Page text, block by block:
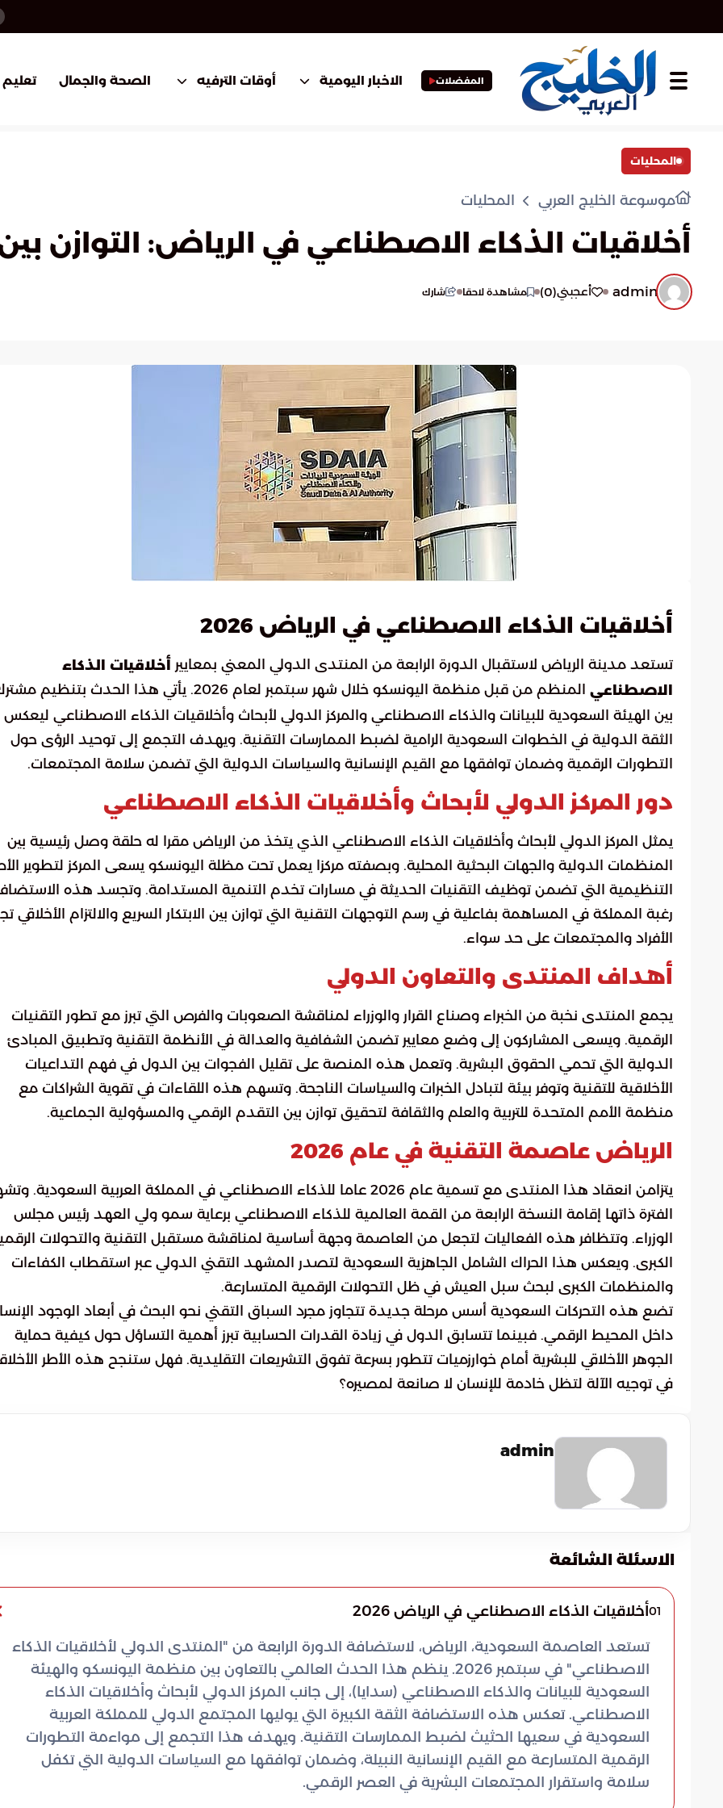
المفضلات الاخبار اليومية أوقات الترفيه الصحة والجمال تعليم
المحليات
موسوعة الخليج العربي المحليات
أخلاقيات الذكاء الاصطناعي في الرياض: التوازن بين
admin أعجبني(
0
) مشاهدة لاحقا شارك
أخلاقيات الذكاء الاصطناعي في الرياض 2026
تستعد مدينة الرياض لاستقبال الدورة الرابعة من المنتدى الدولي المعني بمعايير
أخلاقيات الذكاء
الاصطناعي
المنظم من قبل منظمة اليونسكو خلال شهر سبتمبر لعام 2026. يأتي هذا الحدث بتنظيم
بين الهيئة السعودية للبيانات والذكاء الاصطناعي والمركز الدولي لأبحاث وأخلاقيات الذكاء الاصطناعي ليعكس
الثقة الدولية في الخطوات السعودية الرامية لضبط الممارسات التقنية. ويهدف التجمع إلى توحيد الرؤى حول
التطورات الرقمية وضمان توافقها مع القيم الإنسانية والسياسات الدولية التي تضمن سلامة المجتمعات.
دور المركز الدولي لأبحاث وأخلاقيات الذكاء الاصطناعي
يمثل المركز الدولي لأبحاث وأخلاقيات الذكاء الاصطناعي الذي يتخذ من الرياض مقرا له حلقة وصل رئيسية بين
المنظمات الدولية والجهات البحثية المحلية. وبصفته مركزا يعمل تحت مظلة اليونسكو يسعى المركز لتطوير
التنظيمية التي تضمن توظيف التقنيات الحديثة في مسارات تخدم التنمية المستدامة. وتجسد هذه
رغبة المملكة في المساهمة بفاعلية في رسم التوجهات التقنية التي توازن بين الابتكار السريع والالتزام الأخلاقي
الأفراد والمجتمعات على حد سواء.
أهداف المنتدى والتعاون الدولي
يجمع المنتدى نخبة من الخبراء وصناع القرار والوزراء لمناقشة الصعوبات والفرص التي تبرز مع تطور التقنيات
الرقمية. ويسعى المشاركون إلى وضع معايير تضمن الشفافية والعدالة في الأنظمة التقنية وتطبيق المبادئ
الدولية التي تحمي الحقوق البشرية. وتعمل هذه المنصة على تقليل الفجوات بين الدول في فهم التداعيات
الأخلاقية للتقنية وتوفر بيئة لتبادل الخبرات والسياسات الناجحة. وتسهم هذه اللقاءات في تقوية الشراكات مع
منظمة الأمم المتحدة للتربية والعلم والثقافة لتحقيق توازن بين التقدم الرقمي والمسؤولية الجماعية.
الرياض عاصمة التقنية في عام 2026
يتزامن انعقاد هذا المنتدى مع تسمية عام 2026 عاما للذكاء الاصطناعي في المملكة العربية السعودية.
الفترة ذاتها إقامة النسخة الرابعة من القمة العالمية للذكاء الاصطناعي برعاية سمو ولي العهد رئيس مجلس
الوزراء. وتتظافر هذه الفعاليات لتجعل من العاصمة وجهة أساسية لمناقشة مستقبل التقنية والتحولات
الكبرى. ويعكس هذا الحراك الشامل الجاهزية السعودية لتصدر المشهد التقني الدولي عبر استقطاب الكفاءات
والمنظمات الكبرى لبحث سبل العيش في ظل التحولات الرقمية المتسارعة.
تضع هذه التحركات السعودية أسس مرحلة جديدة تتجاوز مجرد السباق التقني نحو البحث في أبعاد الوجود
داخل المحيط الرقمي. فبينما تتسابق الدول في زيادة القدرات الحسابية تبرز أهمية التساؤل حول كيفية حماية
الجوهر الأخلاقي للبشرية أمام خوارزميات تتطور بسرعة تفوق التشريعات التقليدية. فهل ستنجح هذه الأطر
في توجيه الآلة لتظل خادمة للإنسان لا صانعة لمصيره؟
admin
الاسئلة الشائعة
01أخلاقيات الذكاء الاصطناعي في الرياض 2026
تستعد العاصمة السعودية، الرياض، لاستضافة الدورة الرابعة من "المنتدى الدولي لأخلاقيات الذكاء
الاصطناعي" في سبتمبر 2026. ينظم هذا الحدث العالمي بالتعاون بين منظمة اليونسكو والهيئة
السعودية للبيانات والذكاء الاصطناعي (سدايا)، إلى جانب المركز الدولي لأبحاث وأخلاقيات الذكاء
الاصطناعي. تعكس هذه الاستضافة الثقة الكبيرة التي يوليها المجتمع الدولي للمملكة العربية
السعودية في سعيها الحثيث لضبط الممارسات التقنية. ويهدف هذا التجمع إلى مواءمة التطورات
الرقمية المتسارعة مع القيم الإنسانية النبيلة، وضمان توافقها مع السياسات الدولية التي تكفل
سلامة واستقرار المجتمعات البشرية في العصر الرقمي.